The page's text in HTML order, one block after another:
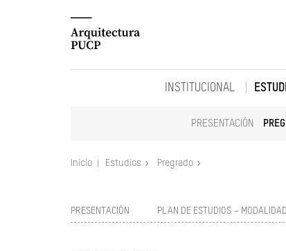
INSTITUCIONAL
PRESENTACIÓN
Inicio Estudios Pregrado
PRESENTACIÓN PLAN DE ESTUDIOS –